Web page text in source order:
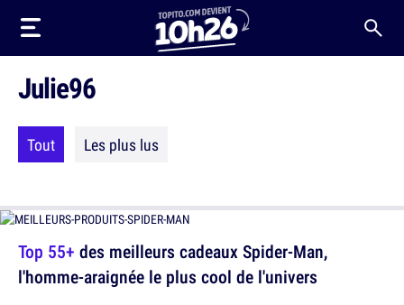
Julie96
Tout Les plus lus
Top 55+ des meilleurs cadeaux Spider-Man,
l'homme-araignée le plus cool de l'univers